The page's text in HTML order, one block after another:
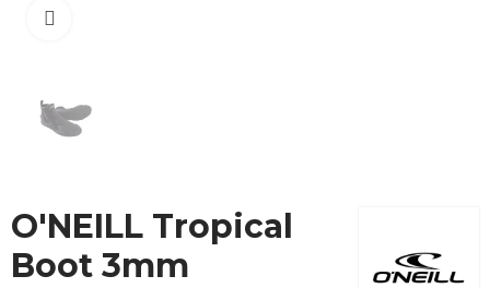
O'NEILL Tropical
Boot 3mm